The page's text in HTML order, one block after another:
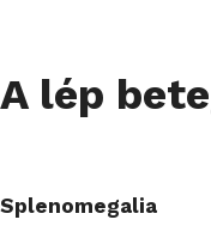
A lép
Splenomegalia